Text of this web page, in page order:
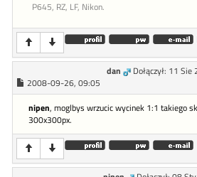
P645, RZ, LF, Nikon.
dan
Dołączył: 11 Sie
2008-09-26, 09:05
nipen, moglbys wrzucic wycinek 1:1 takiego
300x300px.